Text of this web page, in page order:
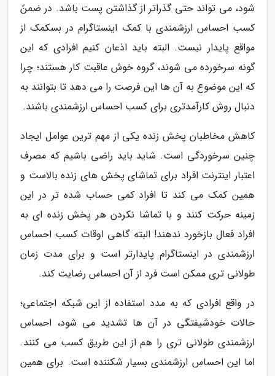
شود، می تواند حتی گذراتر از گذاشتن پست باشد. در ضمنً
کسب احساس ارزشمندی با کمک اینستاگرام در بسکمک از
مواقع پایدار نیست. البته باید اذعان کنیم افرادی که این
گونه سرخورده می شوند، گروه خوش عاقبت کار هستند؛ چرا
که این موضوع به آن ها این فرصت را می دهد تا بتوانند به
دنبال روش کارآمدتری برای کسب احساس ارزشمندی باشند.
کاهش مخاطبان پخش زنده یکی از مهم ترین عوامل ایجاد
چنین سرخوردگی است. شاید باید راضی باشیم که مصرف
اعتبار اینترنت افراد برای تماشای پخش های زنده بالاست و
همین کمک می کند تا افراد کمی حساب شده تر در این
زمینه حرکت کنند و با تماشا نکردن هر پخش زنده ای به
افراد فعال بازخورد ندهند! البته گاهی اوقات کسب احساس
ارزشمندی در اینستاگرام پایدارتر است و برای مدت زمان
طولانی تری ممکن است فرد از آن احساس رضایت کند.
در واقع افرادی که به مدد استفاده از این شبکه اجتماعی؛
حالات خودشیفتگی در آن ها تشدید می شود، احساس
ارزشمندی طولانی تری را هم از این طریق کسب می کنند.
اما این احساس ارزشمندی بسیار شکننده است. برای همین